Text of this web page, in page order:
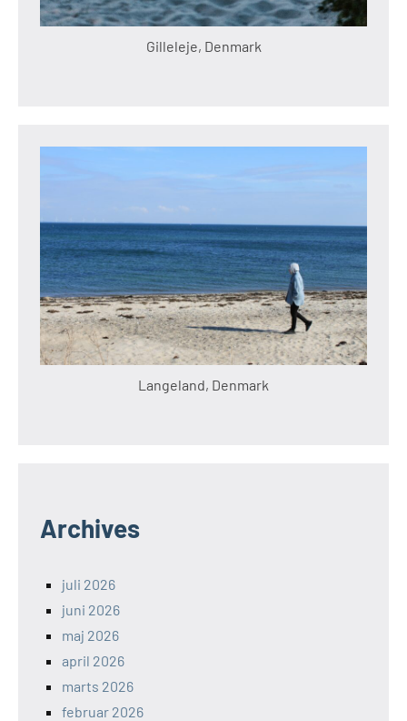
Gilleleje, Denmark
Langeland, Denmark
Archives
juli 2026
juni 2026
maj 2026
april 2026
marts 2026
februar 2026